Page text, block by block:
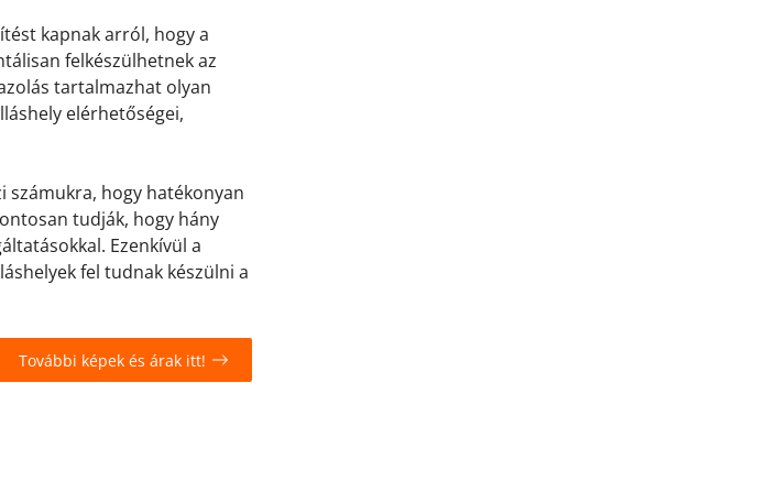
kapnak arról, hogy a
felkészülhetnek az
tartalmazhat olyan
elérhetőségei,
számukra, hogy hatékonyan
tudják, hogy hány
Ezenkívül a
fel tudnak készülni a
További képek és árak itt!